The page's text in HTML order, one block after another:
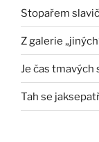
Stopařem
Z galerie
Je čas tmavých
Tah se